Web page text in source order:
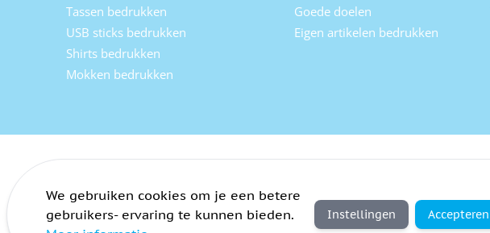
Tassen bedrukken
USB sticks bedrukken
Shirts bedrukken
Mokken bedrukken
Goede doelen
Eigen artikelen bedrukken
We gebruiken cookies om je een betere
gebruikers- ervaring te kunnen bieden.
Instellingen Accepteren